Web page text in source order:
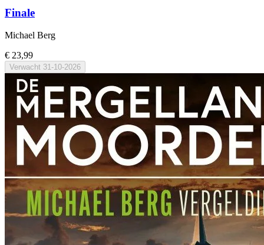
Finale
Michael Berg
€ 23,99
Verwacht 31-10-2026